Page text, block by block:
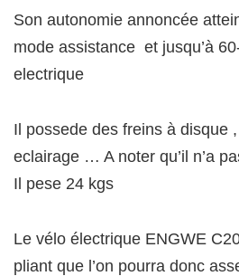
Son autonomie annoncée
mode assistance et jusqu’à
electrique
Il possede des freins à disque
eclairage … A noter qu’il n’a
Il pese 24 kgs
Le vélo électrique ENGWE
pliant que l’on pourra donc